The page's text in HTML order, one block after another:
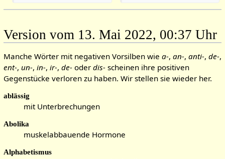
u
g
s
u
s
a
m
n
a
u
g
s
u
s
a
f
Version vom 13. Mai 2022, 00:37 Uhr
Manche Wörter mit negativen Vorsilben wie a-, an-, anti-, de-,
ent-, un-, in-, ir-, de-oder dis-scheinen ihre positiven
Gegenstücke verloren zu haben. Wir stellen sie wieder her.
ablässig
mit Unterbrechungen
Abolika
muskelabbauende Hormone
Alphabetismus